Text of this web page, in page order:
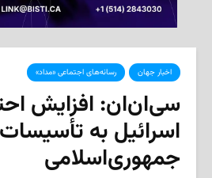
اخبار جهان رسانه‌های اجتماعی «مداد»
سی‌ان‌ان: افزایش
اسرائیل به
جمهوری‌اسلامی